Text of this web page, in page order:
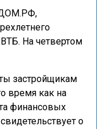
ДОМ.РФ,
На четвертом
застройщикам
время как на
финансовых
о